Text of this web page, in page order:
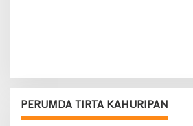
PERUMDA TIRTA KAHURIPAN